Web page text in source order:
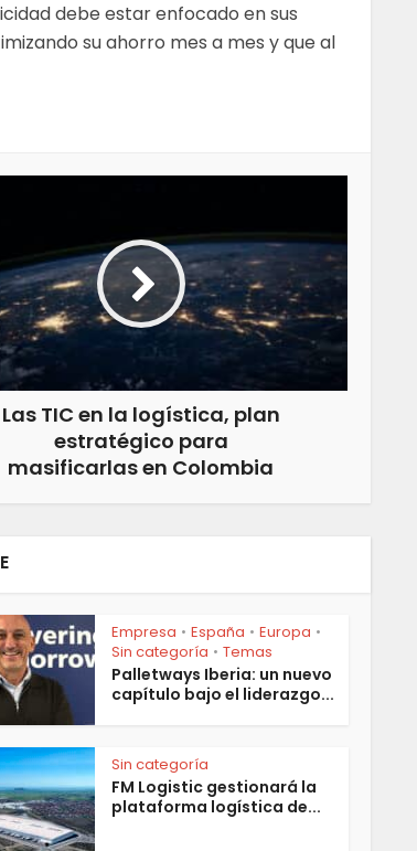
debe estar enfocado en sus
su ahorro mes a mes y que al
Las TIC en la logística, plan
estratégico para
masificarlas en Colombia
Empresa • España • Europa •
Sin categoría • Temas
Palletways Iberia: un nuevo
capítulo bajo el liderazgo...
Sin categoría
FM Logistic gestionará la
plataforma logística de...